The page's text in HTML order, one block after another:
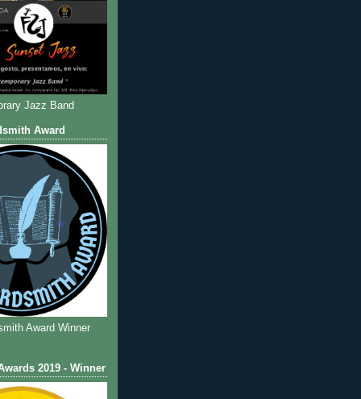
Jazz Band
Award
Award Winner
2019 - Winner